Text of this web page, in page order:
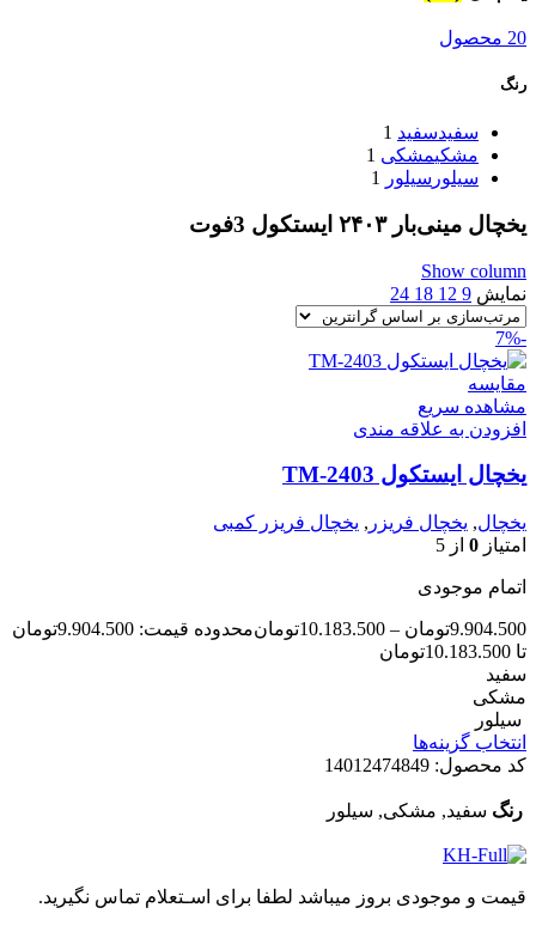
20 محصول
رنگ
سفیدسفید 1
مشکیمشکی 1
سیلور سیلور 1
یخچال مینی‌بار ۲۴۰۳ ایستکول 3فوت
Show column
نمایش 9
12
18
24
-7%
مقایسه
مشاهده سریع
افزودن به علاقه مندی
یخچال ایستکول TM-2403
یخچال, یخچال فریزر , یخچال فریزر کمبی
امتیاز 0 از 5
اتمام موجودی
9.904.500تومان –
10.183.500تومان
محدوده قیمت: 9.904.500تومان
تا 10.183.500تومان
سفید
مشکی
سیلور
انتخاب گزینه‌ها
کد محصول: 14012474849
رنگ سفید, مشکی, سیلور
قیمت و موجودی بروز میباشد لطفا برای اسـتعلام تماس نگیرید.